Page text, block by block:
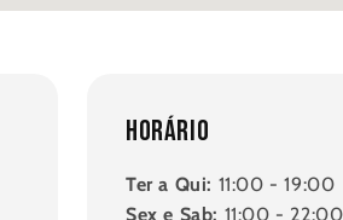
Horário
Ter a Qui: 11:00 - 19:00
Sex e Sab: 11:00 - 22:00